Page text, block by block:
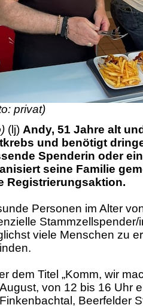
privat)
(lj) Andy, 51 Jahre alt
und benötigt
Spenderin oder
seine Familie
Registrierungsaktion.
Personen im Alter
viele Menschen zu
dem Titel „Komm, wir
von 12 bis 16 Uhr
Beerfelder